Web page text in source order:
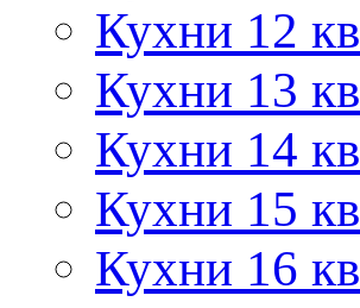
Кухни 12
Кухни 13
Кухни 14
Кухни 15
Кухни 16